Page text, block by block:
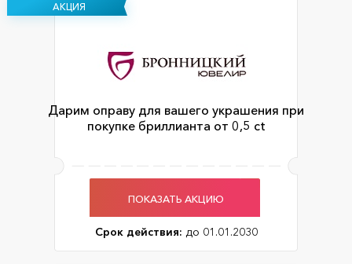
АКЦИЯ
Дарим оправу для вашего украшения при
покупке бриллианта от 0,5 ct
ПОКАЗАТЬ АКЦИЮ
Срок действия: до 01.01.2030